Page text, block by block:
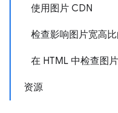
使用图片 CDN
检查影响图片宽高比
在 HTML 中检查图
资源